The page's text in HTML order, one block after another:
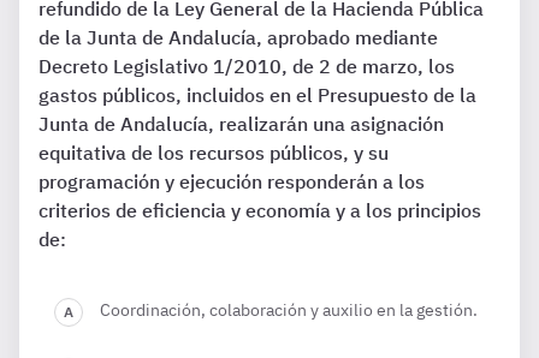
refundido de la Ley General de la Hacienda Pública
de la Junta de Andalucía, aprobado mediante
Decreto Legislativo 1/2010, de 2 de marzo, los
gastos públicos, incluidos en el Presupuesto de la
Junta de Andalucía, realizarán una asignación
equitativa de los recursos públicos, y su
programación y ejecución responderán a los
criterios de eficiencia y economía y a los principios
de:
Coordinación, colaboración y auxilio en la gestión.